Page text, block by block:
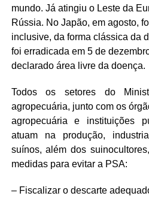
mundo. Já atingiu o Leste da
Rússia. No Japão, em agosto,
inclusive, da forma clássica da
foi erradicada em 5 de
declarado área livre da doença.
Todos os setores do
agropecuária, junto com os
agropecuária e instituições
atuam na produção,
suínos, além dos
medidas para evitar a PSA:
– Fiscalizar o descarte